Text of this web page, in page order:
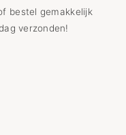
bestel gemakkelijk
verzonden!